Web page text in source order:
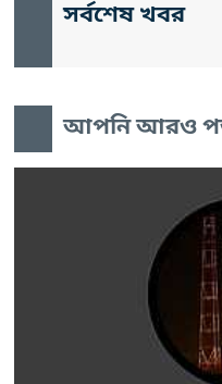
সর্বশেষ খবর
আপনি আরও